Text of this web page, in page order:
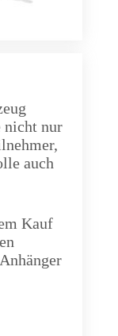
nicht nur
auch
Kauf